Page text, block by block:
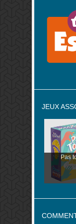
JEUX
Pas